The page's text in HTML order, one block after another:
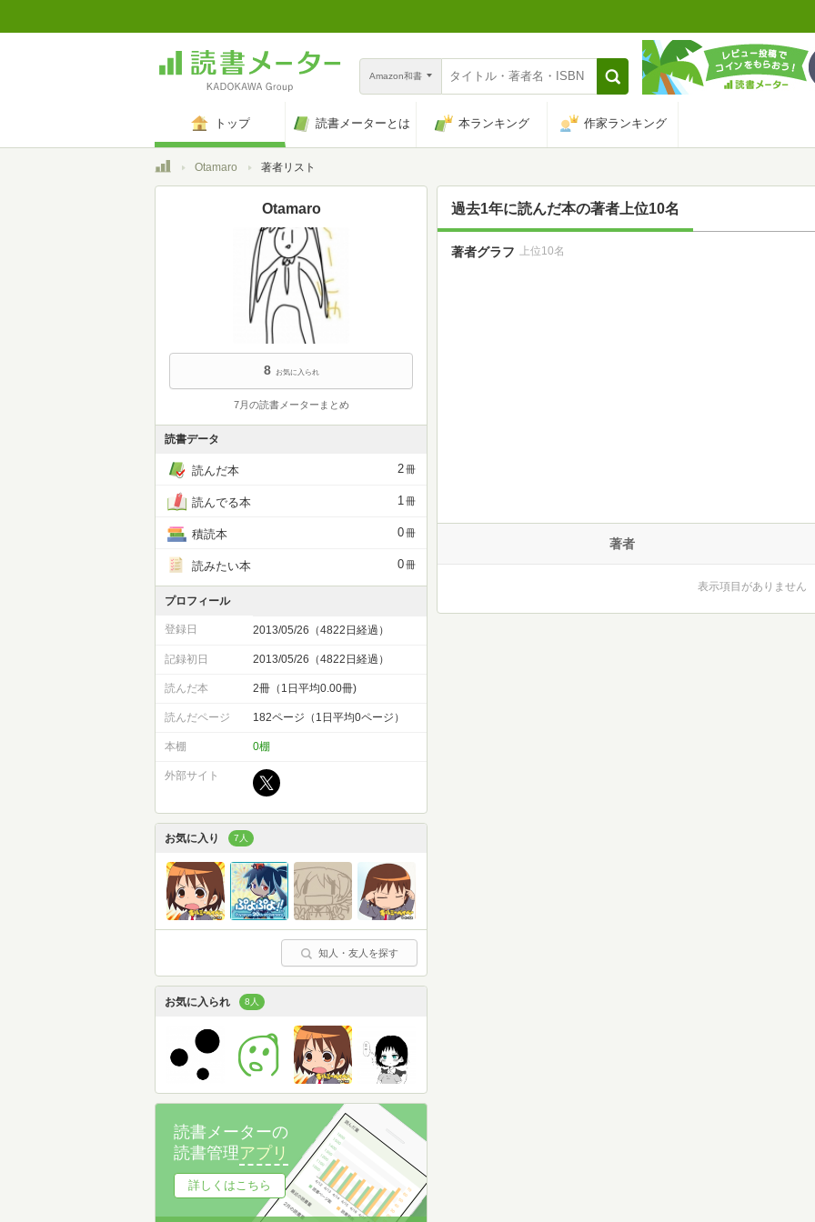
Amazon和書
トップ 読書メーターとは 本ランキング 作家ランキング
トップOtamaro 著者リスト
Otamaro
8 お気に入られ
7月の読書メーターまとめ
読書データ
読んだ本 2冊
読んでる本 1冊
積読本 0冊
読みたい本 0冊
プロフィール
登録日 2013/05/26（4822日経過）
記録初日 2013/05/26（4822日経過）
読んだ本 2冊（1日平均0.00冊)
読んだページ 182ページ（1日平均0ページ）
本棚 0棚
外部サイト
お気に入り 7人
知人・友人を探す
お気に入られ 8人
読書メーターの
読書管理アプリ
詳しくはこちら
過去1年に読んだ本の著者上位10名
著者グラフ 上位10名
著者
表示項目がありません